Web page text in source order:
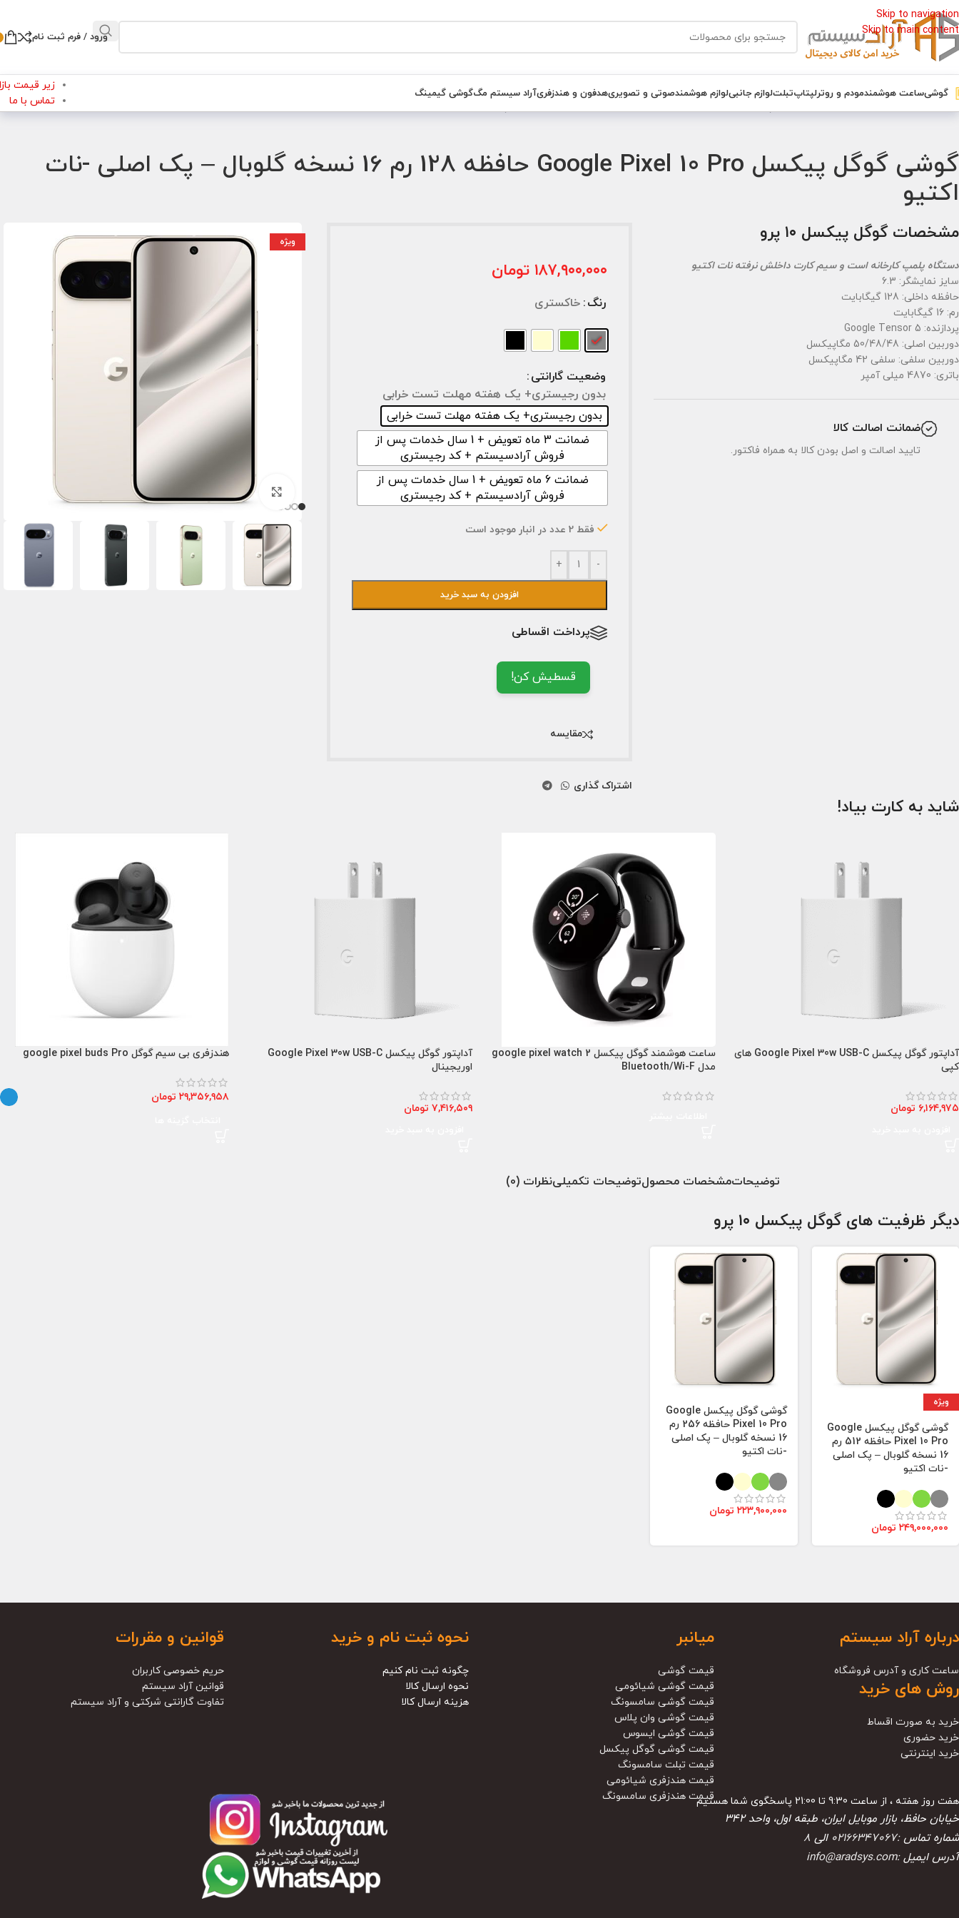
Skip to navigation
Skip to main content
ورود / فرم ثبت نام
گوشیساعت هوشمندمودم و روترلپتاپتبلتلوازم جانبیلوازم هوشمندصوتی و تصویریهدفون و هندزفریآراد سیستم مگگوشی گیمینگ
زیر قیمت
تماس با ما
گوشی گوگل پیکسل Google Pixel 10 Pro حافظه 128 رم 16 نسخه گلوبال – پک اصلی -نات
اکتیو
ویژه
برای بزرگنمایی کلیک کنید
۱۸۷,۹۰۰,۰۰۰ تومان
رنگ خاکستری
وضعیت گارانتی
بدون رجیستری+ یک هفته مهلت تست خرابی
بدون رجیستری+ یک هفته مهلت تست خرابی
ضمانت 3 ماه تعویض + 1 سال خدمات پس از
فروش آرادسیستم + کد رجیستری
ضمانت 6 ماه تعویض + 1 سال خدمات پس از
فروش آرادسیستم + کد رجیستری
فقط 2 عدد در انبار موجود است
-
+
افزودن به سبد خرید
پرداخت اقساطی
قسطیش کن!
مقایسه
اشتراک گذاری
مشخصات گوگل پیکسل ۱۰ پرو
دستگاه پلمپ کارخانه است و سیم کارت داخلش نرفته نات اکتیو
سایز نمایشگر: 6.3
حافظه داخلی: 128 گیگابایت
رم: 16 گیگابایت
پردازنده: Google Tensor 5
دوربین اصلی: 50/48/48 مگاپیکسل
دوربین سلفی: سلفی 42 مگاپیکسل
باتری: 4870 میلی آمپر
ضمانت اصالت کالا
تایید اصالت و اصل بودن کالا به همراه فاکتور.
شاید به کارت بیاد!
آداپتور گوگل پیکسل Google Pixel 30w USB-C های
کپی
۶,۱۶۴,۹۷۵ تومان
ساعت هوشمند گوگل پیکسل google pixel watch 2
مدل Bluetooth/Wi-F
آداپتور گوگل پیکسل Google Pixel 30w USB-C
اوریجینال
۷,۴۱۶,۵۰۹ تومان
هندزفری بی سیم گوگل google pixel buds Pro
۲۹,۳۵۶,۹۵۸ تومان
توضیحاتمشخصات محصولتوضیحات تکمیلینظرات (0)
دیگر ظرفیت های گوگل پیکسل ۱۰ پرو
ویژه
گوشی گوگل پیکسل Google
Pixel 10 Pro حافظه 512 رم
16 نسخه گلوبال – پک اصلی
-نات اکتیو
۲۴۹,۰۰۰,۰۰۰ تومان
گوشی گوگل پیکسل Google
Pixel 10 Pro حافظه 256 رم
16 نسخه گلوبال – پک اصلی
-نات اکتیو
۲۲۳,۹۰۰,۰۰۰ تومان
قوانین و مقررات
حریم خصوصی کاربران
قوانین آراد سیستم
تفاوت گارانتی شرکتی و آراد سیستم
نحوه ثبت نام و خرید
چگونه ثبت نام کنیم
نحوه ارسال کالا
هزینه ارسال کالا
میانبر
قیمت گوشی
قیمت گوشی شیائومی
قیمت گوشی سامسونگ
قیمت گوشی وان پلاس
قیمت گوشی ایسوس
قیمت گوشی گوگل پیکسل
قیمت تبلت سامسونگ
قیمت هندزفری شیائومی
قیمت هندزفری سامسونگ
درباره آراد سیستم
ساعت کاری و آدرس فروشگاه
روش های خرید
خرید به صورت اقساط
خرید حضوری
خرید اینترنتی
هفت روز هفته ، از ساعت 9:30 تا 21:00 پاسخگوی شما هستیم
خیابان حافظ، بازار موبایل ایران، طبقه اول، واحد ۳۴۲
شماره تماس :02166347067 الی 8
آدرس ایمیل :info@aradsys.com